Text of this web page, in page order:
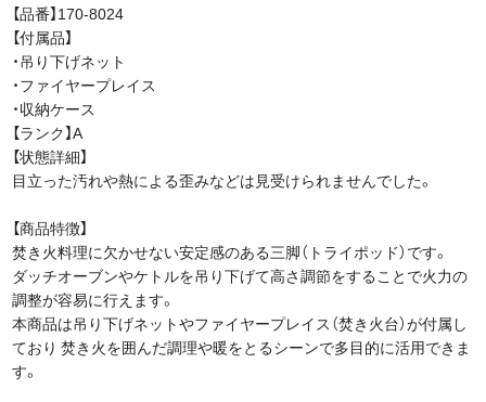
【品番】170-8024
【付属品】
・吊り下げネット
・ファイヤープレイス
・収納ケース
【ランク】A
【状態詳細】
目立った汚れや熱による歪みなどは見受けられませんでした。
【商品特徴】
焚き火料理に欠かせない安定感のある三脚（トライポッド）です。
ダッチオーブンやケトルを吊り下げて高さ調節をすることで火力の
調整が容易に行えます。
本商品は吊り下げネットやファイヤープレイス（焚き火台）が付属し
ており 焚き火を囲んだ調理や暖をとるシーンで多目的に活用できま
す。